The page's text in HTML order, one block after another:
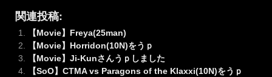
関連投稿:
【Movie】Freya(25man)
【Movie】Horridon(10N)をうｐ
【Movie】Ji-Kunさんうｐしました
【SoO】CTMA vs Paragons of the Klaxxi(10N)をうｐ